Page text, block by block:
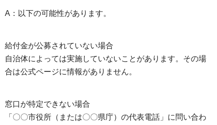
A：以下の可能性があります。
給付金が公募されていない場合
自治体によっては実施していないことがあります。その場
合は公式ページに情報がありません。
窓口が特定できない場合
「〇〇市役所（または〇〇県庁）の代表電話」に問い合わ